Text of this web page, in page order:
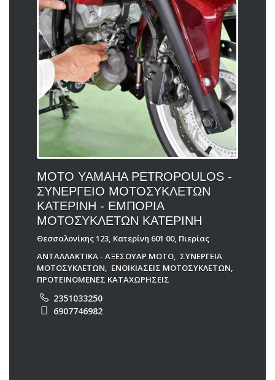
MOTO YAMAHA PETROPOULOS -
ΣΥΝΕΡΓΕΙΟ ΜΟΤΟΣΥΚΛΕΤΩΝ
ΚΑΤΕΡΙΝΗ - ΕΜΠΟΡΙΑ
ΜΟΤΟΣΥΚΛΕΤΩΝ ΚΑΤΕΡΙΝΗ
Θεσσαλονίκης 123, Κατερίνη 601 00, Πιερίας
ΑΝΤΑΛΛΑΚΤΙΚΑ - ΑΞΕΣΟΥΑΡ ΜΟΤΟ, ΣΥΝΕΡΓΕΙΑ
ΜΟΤΟΣΥΚΛΕΤΩΝ, ΕΝΟΙΚΙΑΣΕΙΣ ΜΟΤΟΣΥΚΛΕΤΩΝ,
ΠΡΟΤΕΙΝΟΜΕΝΕΣ ΚΑΤΑΧΩΡΗΣΕΙΣ
2351033250
6907746982